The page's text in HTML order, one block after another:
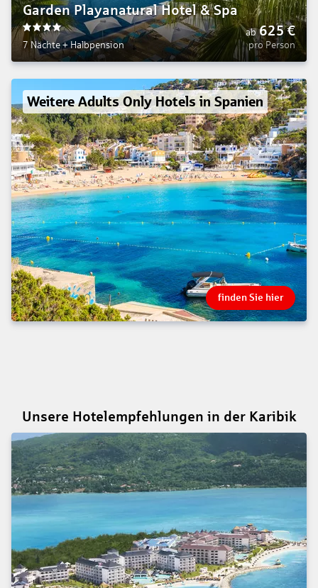
Garden Playanatural Hotel & Spa
4
7 Nächte+Halbpension
ab 625€
pro Person
Weitere Adults Only Hotels in Spanien
finden Sie hier
Unsere Hotelempfehlungen in der Karibik